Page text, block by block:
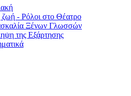
ζωή - Ρόλοι στο Θέατρο
Ξένων Γλωσσών
της Εξάρτησης